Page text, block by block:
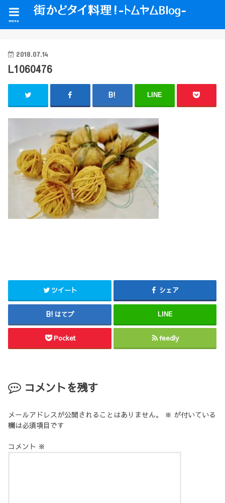
menu
2018.07.14
L1060476
LINE
ツイート シェア
はてブ LINE
Pocket feedly
コメントを残す
メールアドレスが公開されることはありません。 ※ が付いている
欄は必須項目です
コメント ※